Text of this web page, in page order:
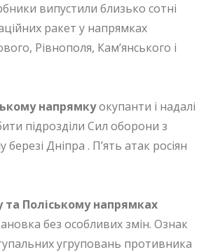
випустили близько сотні
ракет у напрямках
Рівнополя, Кам’янського і
напрямкуокупанти і надалі
підрозділи Сил оборони з
березі Дніпра . П’ять атак росіян
Поліському напрямках
без особливих змін. Ознак
угруповань противника